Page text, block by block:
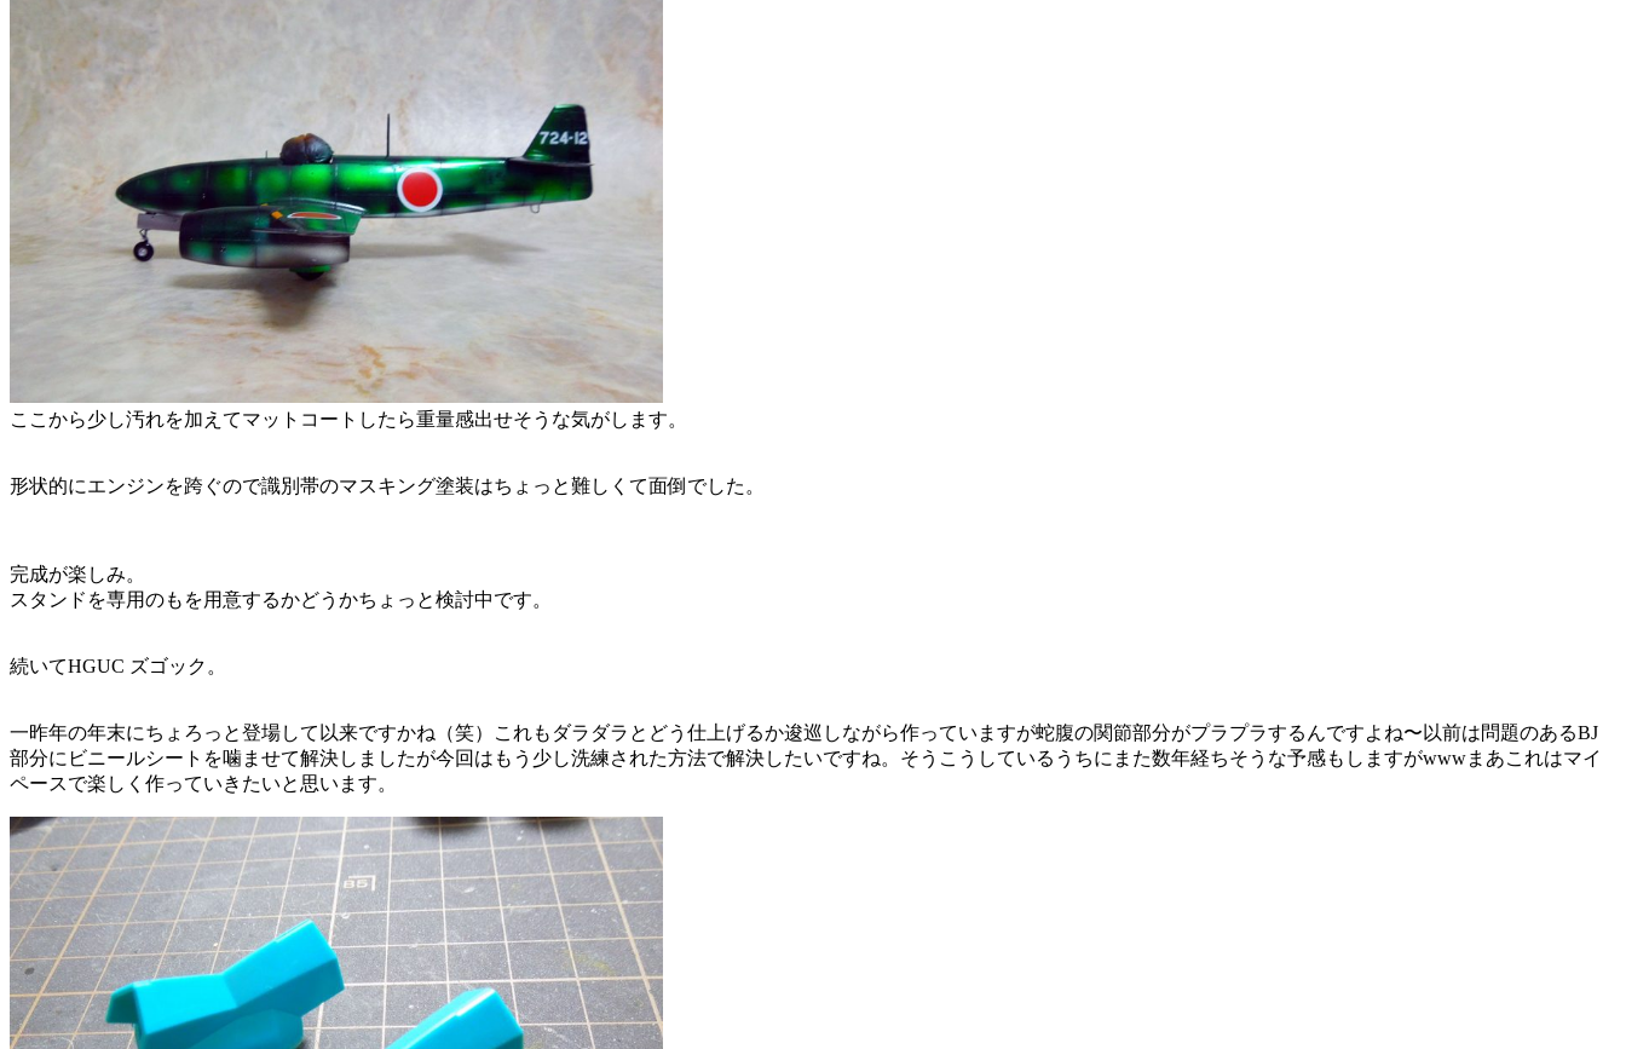
ここから少し汚れを加えてマットコートしたら重量感出せそうな気がします。
形状的にエンジンを跨ぐので識別帯のマスキング塗装はちょっと難しくて面倒でした。
完成が楽しみ。
スタンドを専用のもを用意するかどうかちょっと検討中です。
続いてHGUC ズゴック。
一昨年の年末にちょろっと登場して以来ですかね（笑）これもダラダラとどう仕上げるか逡巡しながら作っていますが蛇腹の関節部分がプラプラするんですよね〜以前は問題のあるBJ
部分にビニールシートを噛ませて解決しましたが今回はもう少し洗練された方法で解決したいですね。そうこうしているうちにまた数年経ちそうな予感もしますがwwwまあこれはマイ
ペースで楽しく作っていきたいと思います。